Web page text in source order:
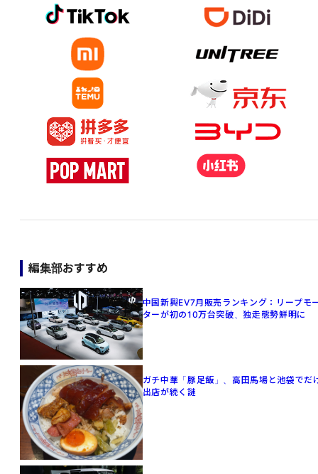
編集部おすすめ
中国新興EV7月販売ランキング：リープモ
ターが初の10万台突破、独走態勢鮮明に
ガチ中華「豚足飯」、高田馬場と池袋でだ
出店が続く謎